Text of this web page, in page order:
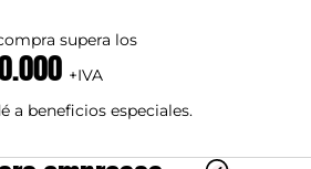
supera los
+IVA
a beneficios especiales.